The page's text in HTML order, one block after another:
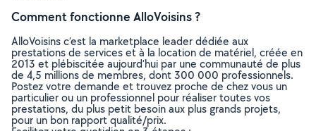
Comment fonctionne AlloVoisins ?
AlloVoisins c’est la marketplace leader dédiée aux
prestations de services et à la location de matériel, créée en
2013 et plébiscitée aujourd’hui par une communauté de plus
de 4,5 millions de membres, dont 300 000 professionnels.
Postez votre demande et trouvez proche de chez vous un
particulier ou un professionnel pour réaliser toutes vos
prestations, du plus petit besoin aux plus grands projets,
pour un bon rapport qualité/prix.